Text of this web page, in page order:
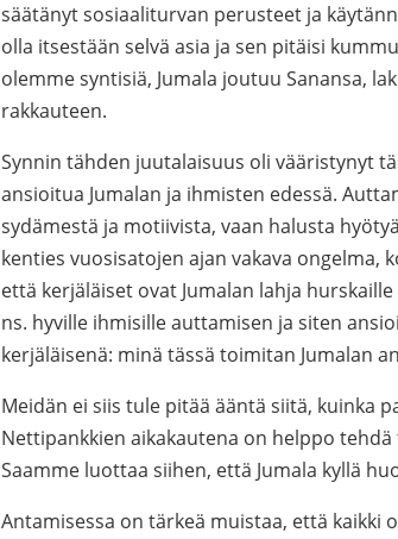
säätänyt sosiaaliturvan perusteet ja
olla itsestään selvä asia ja sen pitäisi
olemme syntisiä, Jumala joutuu Sanansa,
rakkauteen.
Synnin tähden juutalaisuus oli vääristynyt
ansioitua Jumalan ja ihmisten edessä.
sydämestä ja motiivista, vaan halusta
kenties vuosisatojen ajan vakava ongelma,
että kerjäläiset ovat Jumalan lahja
ns. hyville ihmisille auttamisen ja siten
kerjäläisenä: minä tässä toimitan Jumalan
Meidän ei siis tule pitää ääntä siitä, kuinka
Nettipankkien aikakautena on helppo
Saamme luottaa siihen, että Jumala kyllä
Antamisessa on tärkeä muistaa, että kaikki